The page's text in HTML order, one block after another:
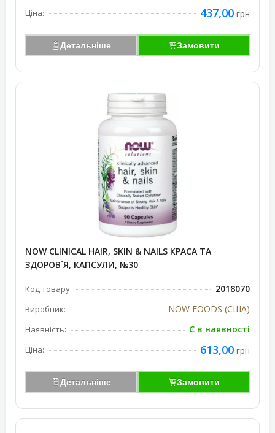
Ціна: 437,00 грн
Детальніше Замовити
NOW CLINICAL HAIR, SKIN & NAILS КРАСА ТА
ЗДОРОВ`Я, КАПСУЛИ, №30
Код товару: 2018070
Виробник: NOW FOODS (США)
Наявність: Є в наявності
Ціна: 613,00 грн
Детальніше Замовити